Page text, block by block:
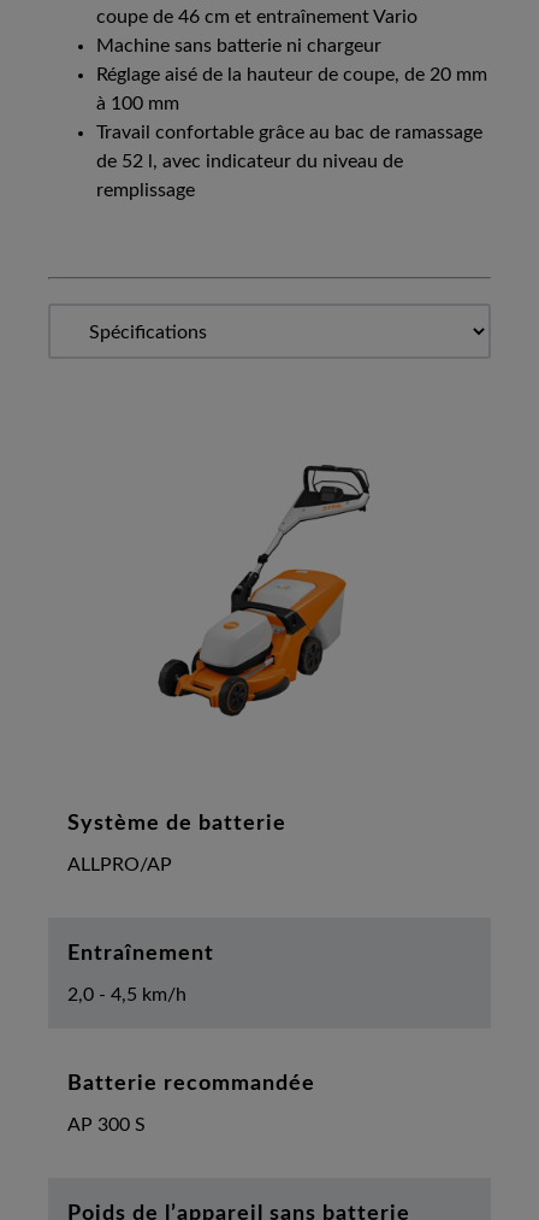
coupe de 46 cm et entraînement Vario
Machine sans batterie ni chargeur
Réglage aisé de la hauteur de coupe, de 20 mm
à 100 mm
Travail confortable grâce au bac de ramassage
de 52 l, avec indicateur du niveau de
remplissage
Système de batterie
ALLPRO/AP
Entraînement
2,0 - 4,5 km/h
Batterie recommandée
AP 300 S
Poids de l’appareil sans batterie